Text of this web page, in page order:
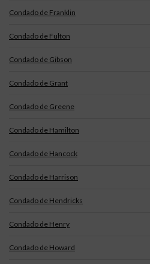
Condado de Franklin
Condado de Fulton
Condado de Gibson
Condado de Grant
Condado de Greene
Condado de Hamilton
Condado de Hancock
Condado de Harrison
Condado de Hendricks
Condado de Henry
Condado de Howard